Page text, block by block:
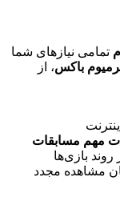
تمامی نیازهای شما
باکس، از
مهم مسابقات
بازی‌ها
مشاهده مجدد